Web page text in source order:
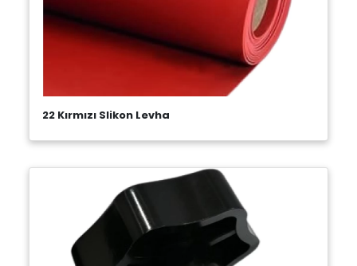
22 Kırmızı Slikon Levha